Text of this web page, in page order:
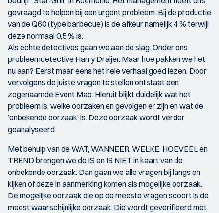
gevraagd te helpen bij een urgent probleem. Bij de productie
van de Q60 (type barbecue) is de afkeur namelijk 4 % terwijl
deze normaal 0,5 % is.
Als echte detectives gaan we aan de slag. Onder ons
probleemdetective Harry Draijer. Maar hoe pakken we het
nu aan? Eerst maar eens het hele verhaal goed lezen. Door
vervolgens de juiste vragen te stellen ontstaat een
zogenaamde Event Map. Hieruit blijkt duidelijk wat het
probleem is, welke oorzaken en gevolgen er zijn en wat de
‘onbekende oorzaak’ is. Deze oorzaak wordt verder
geanalyseerd.
Met behulp van de WAT, WANNEER, WELKE, HOEVEEL en
TREND brengen we de IS en IS NIET in kaart van de
onbekende oorzaak. Dan gaan we alle vragen bij langs en
kijken of deze in aanmerking komen als mogelijke oorzaak.
De mogelijke oorzaak die op de meeste vragen scoort is de
meest waarschijnlijke oorzaak. Die wordt geverifieerd met